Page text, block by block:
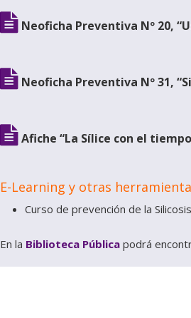
Neoficha Preventiva Nº 20,
Neoficha Preventiva Nº 31,
Afiche “La Sílice con el
E-Learning y otras
Curso de prevención de la Silicosis
En la Biblioteca Públicapodrá